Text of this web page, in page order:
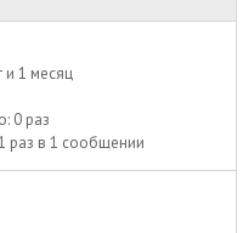
и 1 месяц
0 раз
раз в 1 сообщении